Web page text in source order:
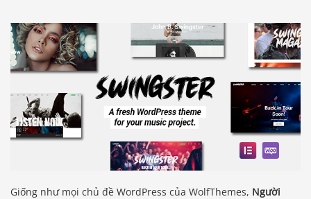
Giống như mọi chủ đề WordPress của WolfThemes, Người